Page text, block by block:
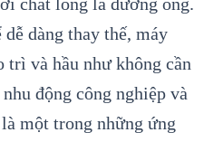
dàng thay thế, máy
trì và hầu như không cần
động công nghiệp và
một trong những ứng